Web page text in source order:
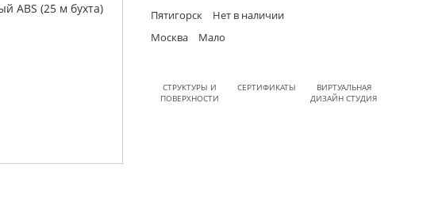
Пятигорск
Нет в наличии
Москва
Мало
СТРУКТУРЫ И
ПОВЕРХНОСТИ
СЕРТИФИКАТЫ
ВИРТУАЛЬНАЯ
ДИЗАЙН СТУДИЯ